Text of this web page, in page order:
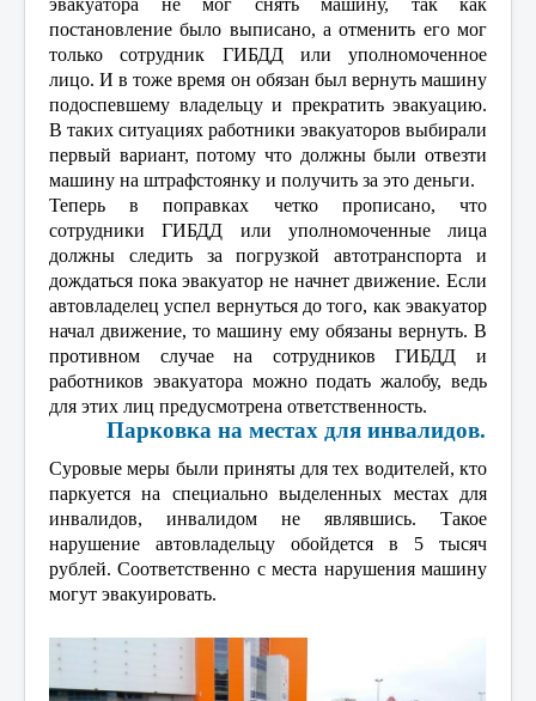
эвакуатора не мог снять машину, так как
постановление было выписано, а отменить его мог
только сотрудник ГИБДД или уполномоченное
лицо. И в тоже время он обязан был вернуть машину
подоспевшему владельцу и прекратить эвакуацию.
В таких ситуациях работники эвакуаторов выбирали
первый вариант, потому что должны были отвезти
машину на штрафстоянку и получить за это деньги.
Теперь в поправках четко прописано, что
сотрудники ГИБДД или уполномоченные лица
должны следить за погрузкой автотранспорта и
дождаться пока эвакуатор не начнет движение. Если
автовладелец успел вернуться до того, как эвакуатор
начал движение, то машину ему обязаны вернуть. В
противном случае на сотрудников ГИБДД и
работников эвакуатора можно подать жалобу, ведь
для этих лиц предусмотрена ответственность.
Парковка на местах для инвалидов.
Суровые меры были приняты для тех водителей, кто
паркуется на специально выделенных местах для
инвалидов, инвалидом не являвшись. Такое
нарушение автовладельцу обойдется в 5 тысяч
рублей. Соответственно с места нарушения машину
могут эвакуировать.